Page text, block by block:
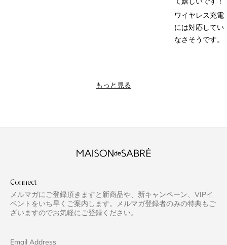
ワイヤレス充電
には対応してい
なさそうです。
もっと見る
Connect
メルマガにご登録頂きますと新商品や、新キャンペーン、VIPイ
ベントをいち早くご案内します。メルマガ登録者のみの特典もご
ざいますのでお気軽にご登録ください。
Email Address